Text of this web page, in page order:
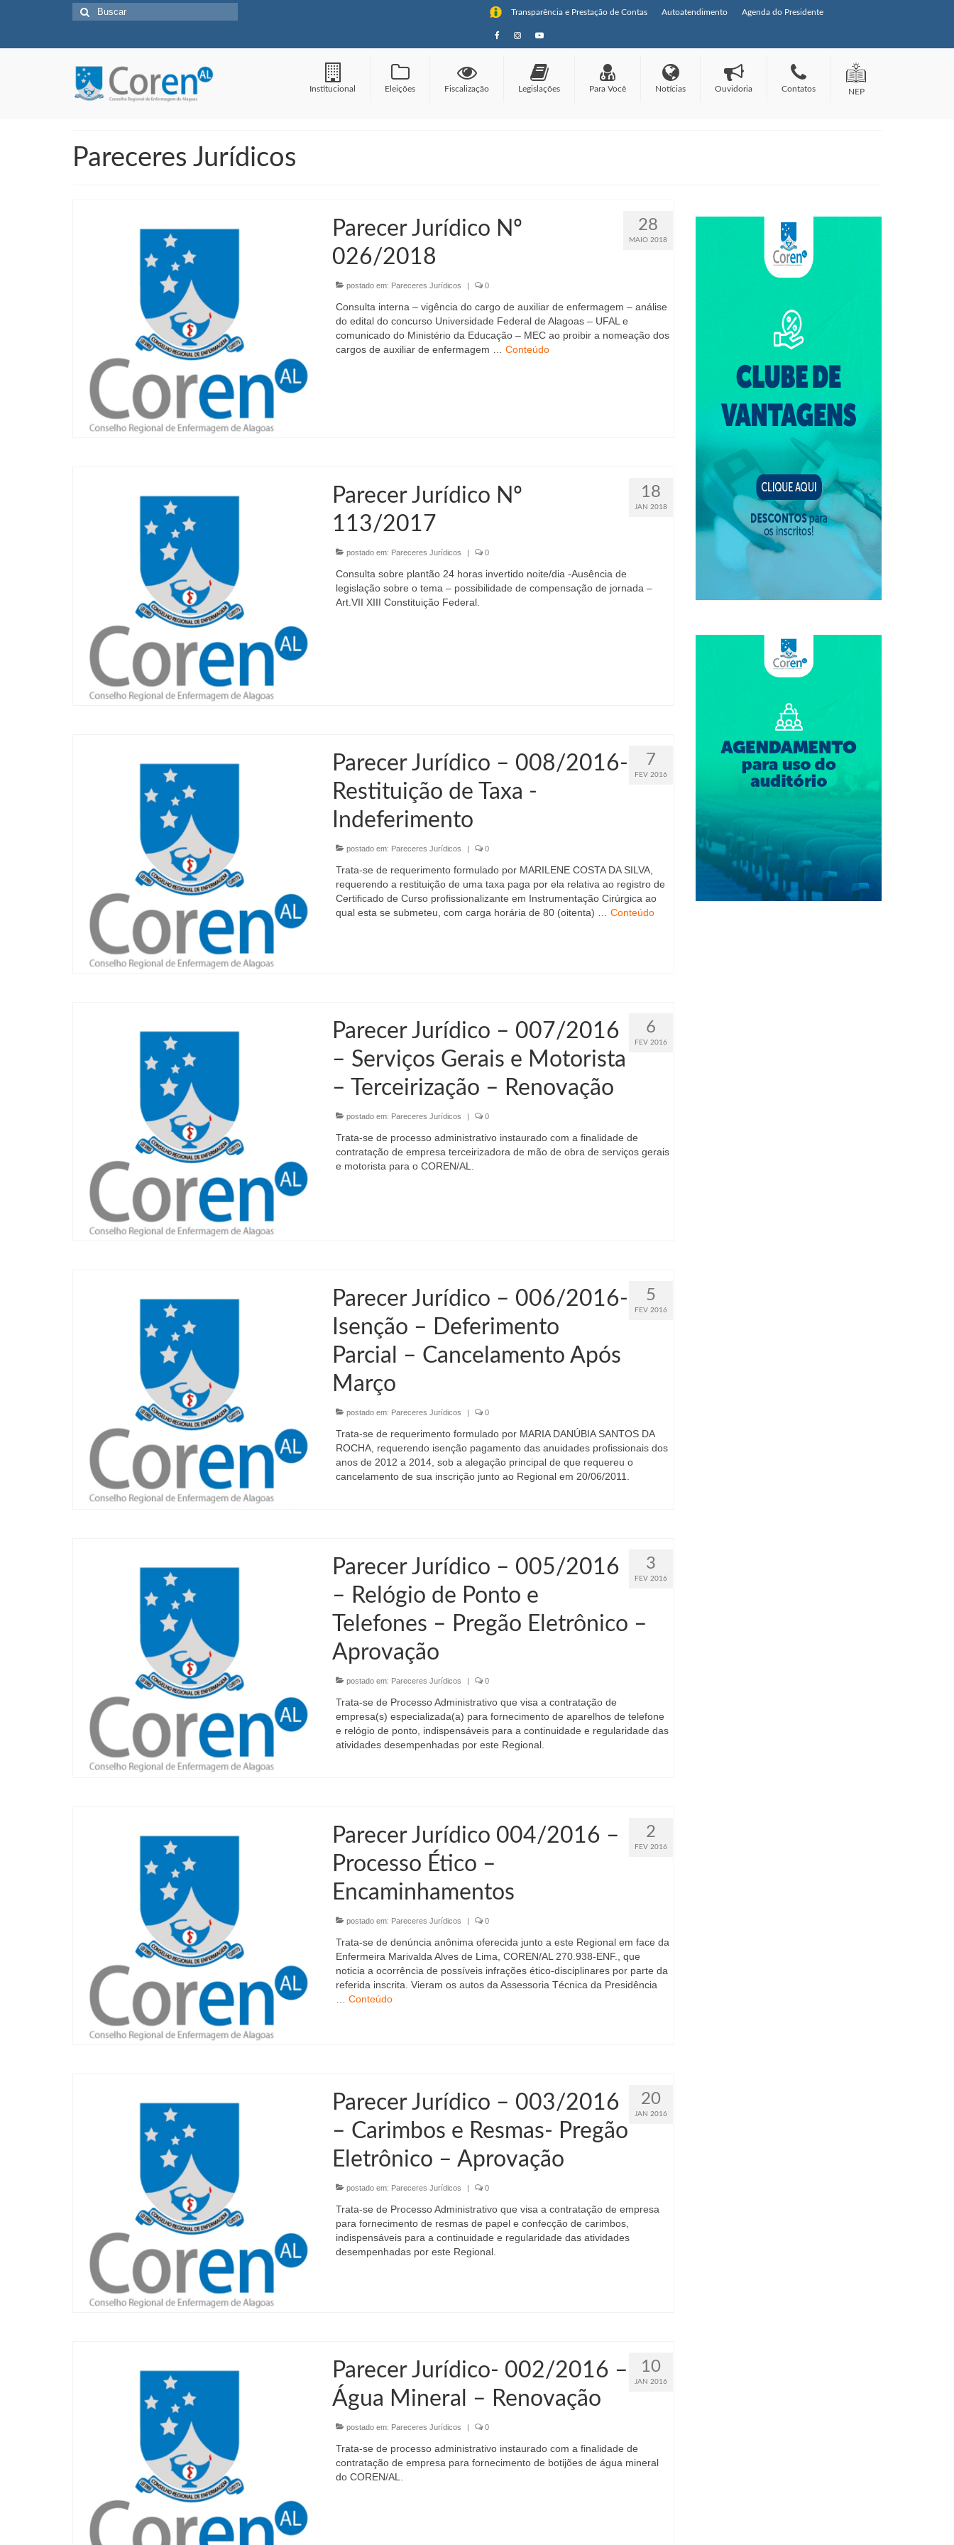
Transparência e Prestação de Contas Autoatendimento Agenda do Presidente
Buscar
por:
Institucional Eleições Fiscalização Legislações Para Você Notícias Ouvidoria Contatos NEP
Pareceres Jurídicos
28
MAIO 2018
Parecer Jurídico Nº
026/2018
postado em: Pareceres Jurídicos | 0
Consulta interna – vigência do cargo de auxiliar de enfermagem – análise
do edital do concurso Universidade Federal de Alagoas – UFAL e
comunicado do Ministério da Educação – MEC ao proibir a nomeação dos
cargos de auxiliar de enfermagem … Conteúdo
18
JAN 2018
Parecer Jurídico Nº
113/2017
postado em: Pareceres Jurídicos 0
Consulta sobre plantão 24 horas invertido noite/dia -Ausência de
legislação sobre o tema – possibilidade de compensação de jornada –
Art.VII XIII Constituição Federal.
7
FEV 2016
Parecer Jurídico – 008/2016-
Restituição de Taxa -
Indeferimento
postado em: Pareceres Jurídicos | 0
Trata-se de requerimento formulado por MARILENE COSTA DA SILVA,
requerendo a restituição de uma taxa paga por ela relativa ao registro de
Certificado de Curso profissionalizante em Instrumentação Cirúrgica ao
qual esta se submeteu, com carga horária de 80 (oitenta) … Conteúdo
6
FEV 2016
Parecer Jurídico – 007/2016
– Serviços Gerais e Motorista
– Terceirização – Renovação
postado em: Pareceres Jurídicos | 0
Trata-se de processo administrativo instaurado com a finalidade de
contratação de empresa terceirizadora de mão de obra de serviços gerais
e motorista para o COREN/AL.
5
FEV 2016
Parecer Jurídico – 006/2016-
Isenção – Deferimento
Parcial – Cancelamento Após
Março
postado em: Pareceres Jurídicos | 0
Trata-se de requerimento formulado por MARIA DANÚBIA SANTOS DA
ROCHA, requerendo isenção pagamento das anuidades profissionais dos
anos de 2012 a 2014, sob a alegação principal de que requereu o
cancelamento de sua inscrição junto ao Regional em 20/06/2011.
3
FEV 2016
Parecer Jurídico – 005/2016
– Relógio de Ponto e
Telefones – Pregão Eletrônico –
Aprovação
postado em: Pareceres Jurídicos | 0
Trata-se de Processo Administrativo que visa a contratação de
empresa(s) especializada(a) para fornecimento de aparelhos de telefone
e relógio de ponto, indispensáveis para a continuidade e regularidade das
atividades desempenhadas por este Regional.
2
FEV 2016
Parecer Jurídico 004/2016 –
Processo Ético –
Encaminhamentos
postado em: Pareceres Jurídicos | 0
Trata-se de denúncia anônima oferecida junto a este Regional em face da
Enfermeira Marivalda Alves de Lima, COREN/AL 270.938-ENF., que
noticia a ocorrência de possíveis infrações ético-disciplinares por parte da
referida inscrita. Vieram os autos da Assessoria Técnica da Presidência
Conteúdo
20
JAN 2016
Parecer Jurídico – 003/2016
– Carimbos e Resmas- Pregão
Eletrônico – Aprovação
postado em: Pareceres Jurídicos 0
Trata-se de Processo Administrativo que visa a contratação de empresa
para fornecimento de resmas de papel e confecção de carimbos,
indispensáveis para a continuidade e regularidade das atividades
desempenhadas por este Regional.
10
JAN 2016
Parecer Jurídico- 002/2016 –
Água Mineral – Renovação
postado em: Pareceres Jurídicos | 0
Trata-se de processo administrativo instaurado com a finalidade de
contratação de empresa para fornecimento de botijões de água mineral
do COREN/AL.